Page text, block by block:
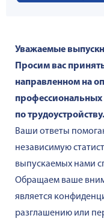
Уважаемые
Просим вас
направленном на
по трудоустройству.
Ваши ответы
независимую
выпускаемых нами
Обращаем ваше
является
разглашению или